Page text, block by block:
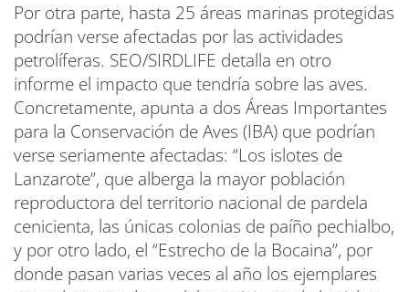
Por otra parte, hasta 25 áreas marinas protegidas
podrían verse afectadas por las actividades
petrolíferas. SEO/SIRDLIFE detalla en otro
informe el impacto que tendría sobre las aves.
Concretamente, apunta a dos Áreas Importantes
para la Conservación de Aves (IBA) que podrían
verse seriamente afectadas: “Los islotes de
Lanzarote”, que alberga la mayor población
reproductora del territorio nacional de pardela
cenicienta, las únicas colonias de paíño pechialbo,
y por otro lado, el “Estrecho de la Bocaina”, por
donde pasan varias veces al año los ejemplares